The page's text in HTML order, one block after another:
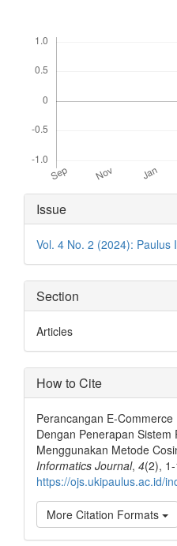
Article
Details
Issue
Vol. 4 No. 2 (2024): Paulus
Section
Articles
How to Cite
Perancangan E-
Dengan Penerapan Sistem
Menggunakan Metode
Informatics Journal, 4(2),
https://ojs.ukipaulus.ac.id/
More Citation Formats